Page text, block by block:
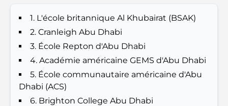
Cadeaux de luxe pour hommes : des idées de
présents attentionnés et intemporels
Écoles à proximité de Palm Jumeirah : un guide
complet pour les familles
Les meilleurs hôtels de Business Bay, à Dubaï :
votre guide ultime
1. L'école britannique Al Khubairat (BSAK)
2. Cranleigh Abu Dhabi
3. École Repton d'Abu Dhabi
4. Académie américaine GEMS d'Abu Dhabi
5. École communautaire américaine d'Abu
Dhabi (ACS)
6. Brighton College Abu Dhabi